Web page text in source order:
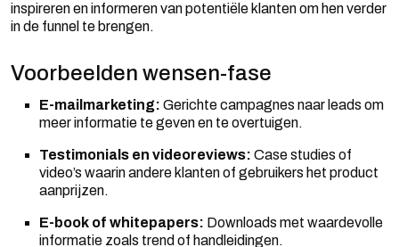
inspireren en informeren van potentiële klanten om hen verder
in de funnel te brengen.
Voorbeelden wensen-fase
E-mailmarketing: Gerichte campagnes naar leads om
meer informatie te geven en te overtuigen.
Testimonials en videoreviews: Case studies of
video’s waarin andere klanten of gebruikers het product
aanprijzen.
E-book of whitepapers: Downloads met waardevolle
informatie zoals trend of handleidingen.